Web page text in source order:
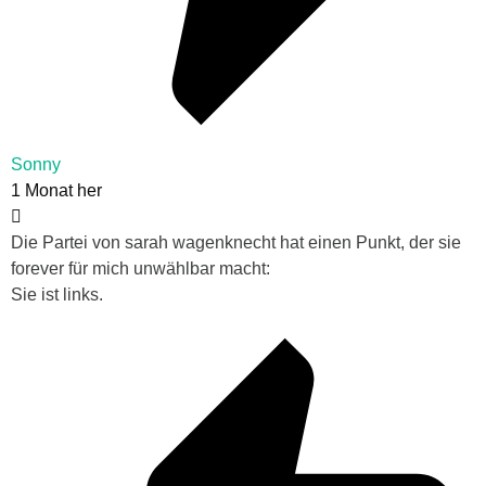
Sonny
1 Monat her
Die Partei von sarah wagenknecht hat einen Punkt, der sie
forever für mich unwählbar macht:
Sie ist links.